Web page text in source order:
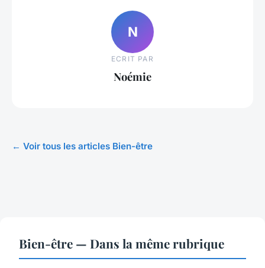
N
ECRIT PAR
Noémie
← Voir tous les articles Bien-être
Bien-être — Dans la même rubrique